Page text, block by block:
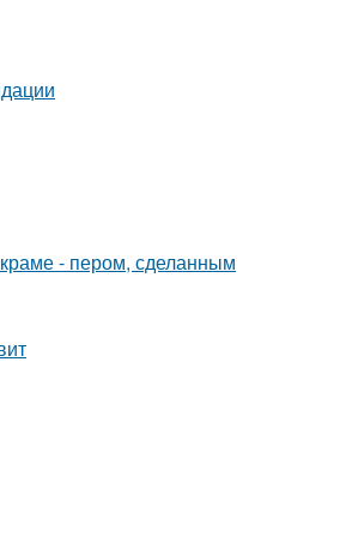
- пером, сделанным